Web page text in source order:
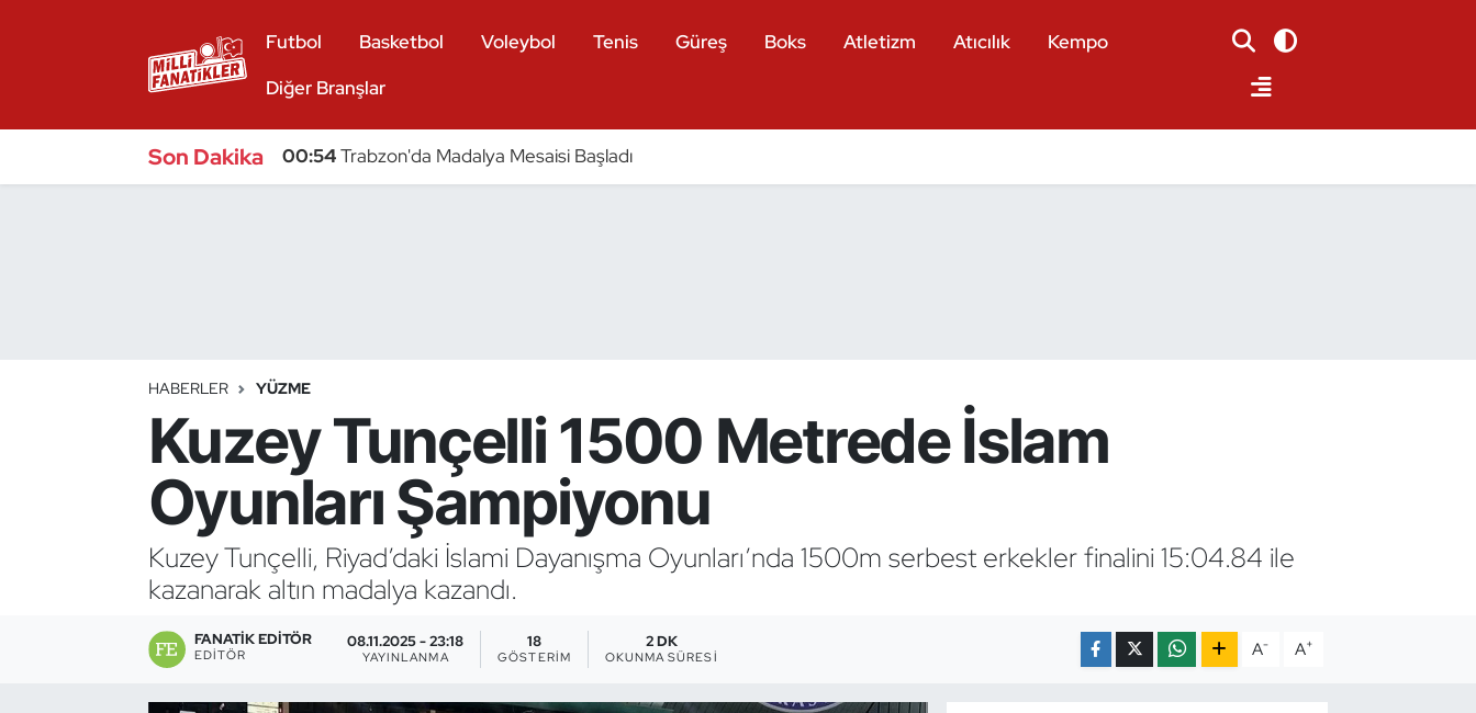
Futbol Basketbol Voleybol Tenis Güreş Boks Atletizm Atıcılık
Kempo
Diğer Branşlar
Son Dakika 00:54Trabzon'da Madalya Mesaisi Başladı
HABERLER YÜZME
Kuzey Tunçelli 1500 Metrede İslam
Oyunları Şampiyonu
Kuzey Tunçelli, Riyad’daki İslami Dayanışma Oyunları’nda 1500m serbest erkekler finalini 15:04.84 ile
kazanarak altın madalya kazandı.
FANATIK EDITÖR
EDITÖR
08.11.2025 - 23:18
YAYINLANMA
18
GÖSTERIM
2 DK
OKUNMA SÜRESI A- A+
Bocce Bowling Dart
Buz Hokeyi